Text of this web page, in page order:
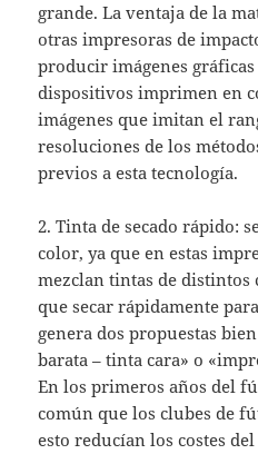
grande. La ventaja de la
otras impresoras de
producir imágenes gráficas
dispositivos imprimen en
imágenes que imitan el
resoluciones de los
previos a esta tecnología.
2. Tinta de secado rápido:
color, ya que en estas
mezclan tintas de distintos
que secar rápidamente
genera dos propuestas
barata – tinta cara» o
En los primeros años del
común que los clubes de
esto reducían los costes